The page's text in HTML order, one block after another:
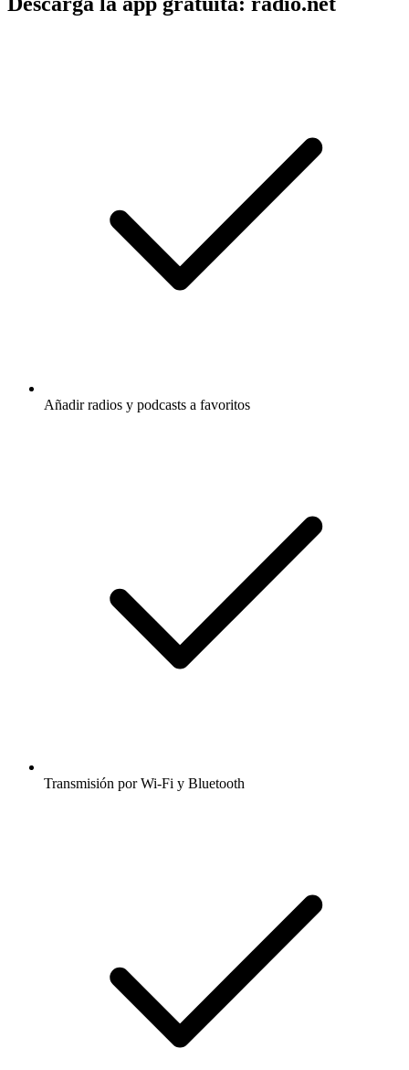
Añadir radios y podcasts a favoritos
Transmisión por Wi-Fi y Bluetooth